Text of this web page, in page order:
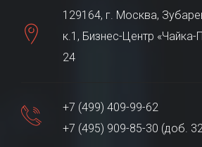
129164, г. Москва,
к.1, Бизнес-Центр
24
+7 (499) 409-99-62
+7 (495) 909-85-30 (доб.